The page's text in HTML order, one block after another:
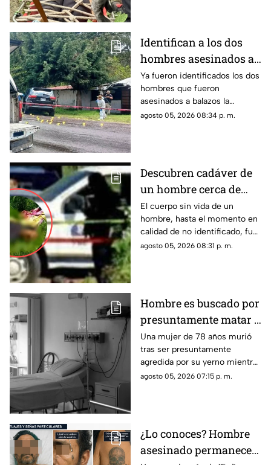
Identifican a los dos
hombres asesinados a
balazos en Santa Clara
del Cobre
Ya fueron identificados los dos
hombres que fueron
asesinados a balazos la
mañana de este miércoles
municipio de Salvador
Escalante.
agosto 05, 2026 08:34 p. m.
Descubren cadáver de
un hombre cerca de
una escuela en
Apatzingán,
Michoacán
El cuerpo sin vida de un
hombre, hasta el momento en
calidad de no identificado, fue
localizado la tarde de este
agosto 05, 2026 08:31 p. m.
Hombre es buscado por
presuntamente matar a
su suegra mientras
estaba hospitalizada
Una mujer de 78 años murió
tras ser presuntamente
agredida por su yerno mientras
permanecía internada en un
agosto 05, 2026 07:15 p. m.
¿Lo conoces? Hombre
asesinado permanece